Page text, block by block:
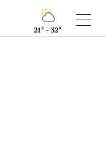
21° - 32°